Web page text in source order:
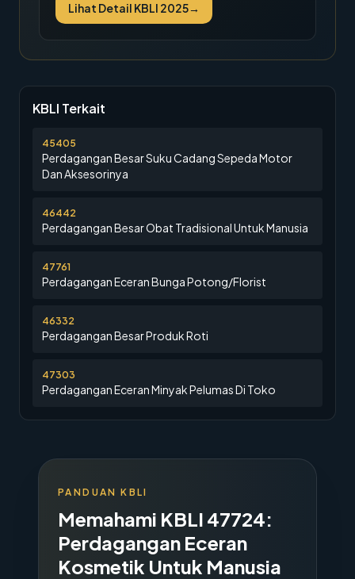
Lihat Detail KBLI 2025→
KBLI Terkait
45405
Perdagangan Besar Suku Cadang Sepeda Motor
Dan Aksesorinya
46442
Perdagangan Besar Obat Tradisional Untuk Manusia
47761
Perdagangan Eceran Bunga Potong/Florist
46332
Perdagangan Besar Produk Roti
47303
Perdagangan Eceran Minyak Pelumas Di Toko
PANDUAN KBLI
Memahami KBLI 47724:
Perdagangan Eceran
Kosmetik Untuk Manusia